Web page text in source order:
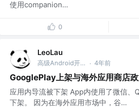
使用companion...
0
LeoLau
高级Android开发 @乾立享信息咨询（深圳）有限公司 · 4年前
GooglePlay上架与海外应用商店
应用内导流被下架 App内使用了微信、
下架。 因为在海外应用市场中，谷...